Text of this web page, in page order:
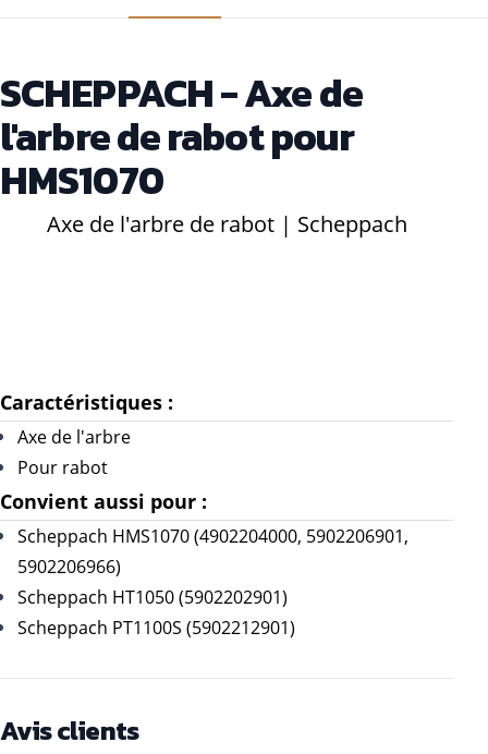
SCHEPPACH - Axe de
l'arbre de rabot pour
HMS1070
Axe de l'arbre de rabot | Scheppach
Caractéristiques :
Axe de l'arbre
Pour rabot
Convient aussi pour :
Scheppach HMS1070 (4902204000, 5902206901,
5902206966)
Scheppach HT1050 (5902202901)
Scheppach PT1100S (5902212901)
Avis clients